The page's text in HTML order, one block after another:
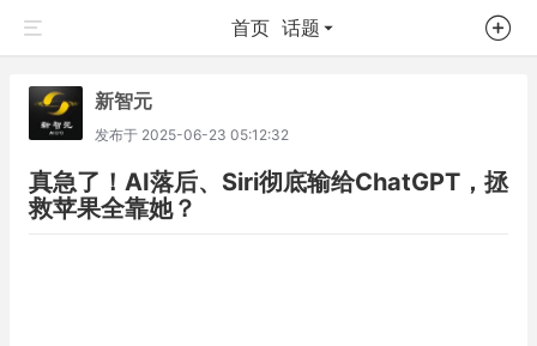
首页 话题
新智元
发布于 2025-06-23 05:12:32
真急了！AI落后、Siri彻底输给ChatGPT，拯
救苹果全靠她？